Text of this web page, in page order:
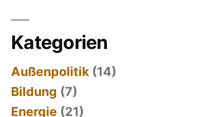
Kategorien
Außenpolitik (14)
Bildung (7)
Energie (21)